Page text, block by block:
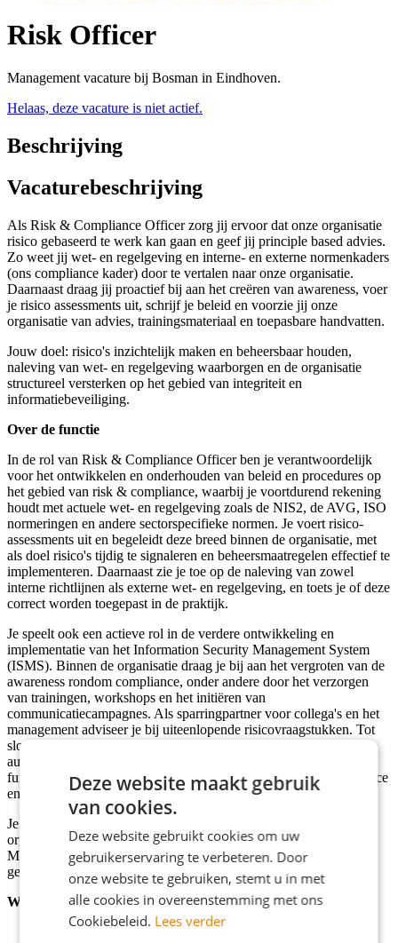
Risk Officer
Management vacature bij Bosman in Eindhoven.
Helaas, deze vacature is niet actief.
Beschrijving
Vacaturebeschrijving
Als Risk & Compliance Officer zorg jij ervoor dat onze organisatie
risico gebaseerd te werk kan gaan en geef jij principle based advies.
Zo weet jij wet- en regelgeving en interne- en externe normenkaders
(ons compliance kader) door te vertalen naar onze organisatie.
Daarnaast draag jij proactief bij aan het creëren van awareness, voer
je risico assessments uit, schrijf je beleid en voorzie jij onze
organisatie van advies, trainingsmateriaal en toepasbare handvatten.
Jouw doel: risico's inzichtelijk maken en beheersbaar houden,
naleving van wet- en regelgeving waarborgen en de organisatie
structureel versterken op het gebied van integriteit en
informatiebeveiliging.
Over de functie
In de rol van Risk & Compliance Officer ben je verantwoordelijk
voor het ontwikkelen en onderhouden van beleid en procedures op
het gebied van risk & compliance, waarbij je voortdurend rekening
houdt met actuele wet- en regelgeving zoals de NIS2, de AVG, ISO
normeringen en andere sectorspecifieke normen. Je voert risico-
assessments uit en begeleidt deze breed binnen de organisatie, met
als doel risico's tijdig te signaleren en beheersmaatregelen effectief te
implementeren. Daarnaast zie je toe op de naleving van zowel
interne richtlijnen als externe wet- en regelgeving, en toets je of deze
correct worden toegepast in de praktijk.
Je speelt ook een actieve rol in de verdere ontwikkeling en
implementatie van het Information Security Management System
(ISMS). Binnen de organisatie draag je bij aan het vergroten van de
awareness rondom compliance, onder andere door het verzorgen
van trainingen, workshops en het initiëren van
communicatiecampagnes. Als sparringpartner voor collega's en het
management adviseer je bij uiteenlopende risicovraagstukken. Tot
slot onderhoud je contacten met externe partijen, waaronder
auditors, toezichthouders en samenwerkingspartners, waarbij je
fungeert als deskundig aanspreekpunt op het gebied van compliance
en risicobeheersing.
Je werkt nauw samen met verschillende teams binnen onze
organisatie en maakt onderdeel uit van ons Information Security
Management System (ISMS)-team, waar jouw expertise op het
gebied van informatiebeveiliging goed van pas komt.
Wat vragen wij van jou
Deze website maakt gebruik
van cookies.
Deze website gebruikt cookies om uw
gebruikerservaring te verbeteren. Door
onze website te gebruiken, stemt u in met
alle cookies in overeenstemming met ons
Cookiebeleid. Lees verder